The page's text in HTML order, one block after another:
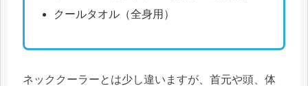
クールタオル（全身用）
ネッククーラーとは少し違いますが、首元や頭、体